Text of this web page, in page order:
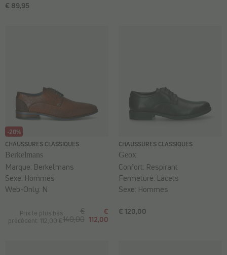
€ 89,95
-20%
CHAUSSURES CLASSIQUES
Berkelmans
Prix le plus bas
précédent: 112,00 €
€
140,00
€
112,00
Marque: Berkelmans
Sexe: Hommes
Web-Only: N
CHAUSSURES CLASSIQUES
Geox
€ 120,00
Confort: Respirant
Fermeture: Lacets
Sexe: Hommes